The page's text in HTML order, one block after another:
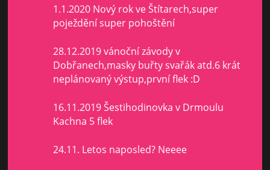
1.1.2020 Nový rok ve Štítarech,super
poježdění super pohoštění
28.12.2019 vánoční závody v
Dobřanech,masky buřty svařák atd.6 krát
neplánovaný výstup,první flek :D
16.11.2019 Šestihodinovka v Drmoulu
Kachna 5 flek
24.11. Letos naposled? Neeee